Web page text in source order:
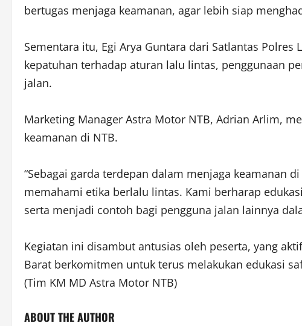
bertugas menjaga keamanan, agar lebih siap
Sementara itu, Egi Arya Guntara dari Satlantas
kepatuhan terhadap aturan lalu lintas, penggunaan
jalan.
Marketing Manager Astra Motor NTB, Adrian Arlim,
keamanan di NTB.
“Sebagai garda terdepan dalam menjaga keamanan
memahami etika berlalu lintas. Kami berharap
serta menjadi contoh bagi pengguna jalan lainnya
Kegiatan ini disambut antusias oleh peserta, yang
Barat berkomitmen untuk terus melakukan edukasi
(Tim KM MD Astra Motor NTB)
ABOUT THE AUTHOR